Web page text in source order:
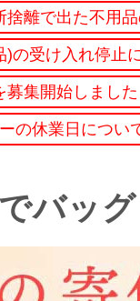
捨離で出た不用
の受け入れ停止
募集開始しました
の休業日につい
バッ